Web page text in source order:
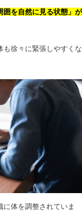
囲を自然に見る状態」が
も徐々に緊張しやすくな
体を調整されていま